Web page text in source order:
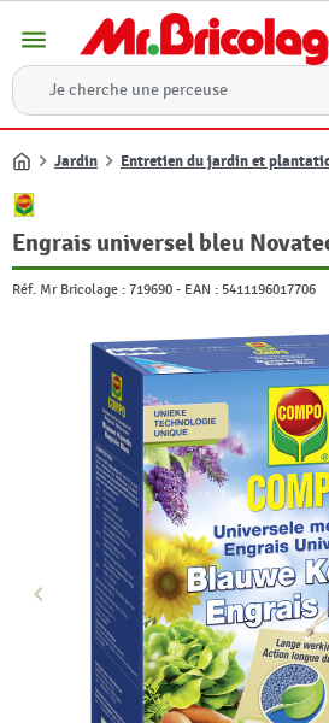
menu
Accueil
Jardin Entretien du jardin et
Engrais universel bleu
Réf. Mr Bricolage : 719690 - EAN : 5411196017706
Précédent
keyboard_arrow_left